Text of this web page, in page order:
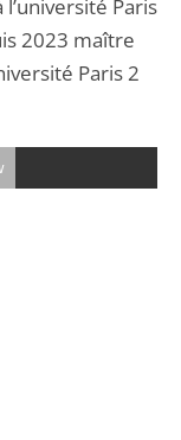
Paris
2023 maître
Paris 2